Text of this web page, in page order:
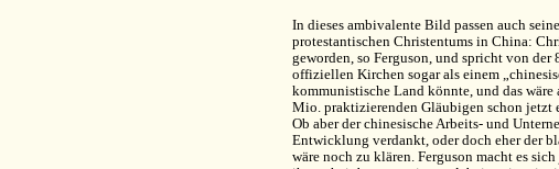
In dieses ambivalente Bild passen auch
protestantischen Christentums in China:
geworden, so Ferguson, und spricht von
offiziellen Kirchen sogar als einem
kommunistische Land könnte, und das
Mio. praktizierenden Gläubigen schon jetzt
Ob aber der chinesische Arbeits- und
Entwicklung verdankt, oder doch eher der
wäre noch zu klären. Ferguson macht es